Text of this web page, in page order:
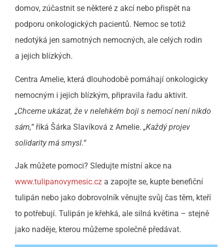
domov, zúčastnit se některé z akcí nebo přispět na
podporu onkologických pacientů. Nemoc se totiž
nedotýká jen samotných nemocných, ale celých rodin
a jejich blízkých.
Centra Amelie, která dlouhodobě pomáhají onkologicky
nemocným i jejich blízkým, připravila řadu aktivit.
„Chceme ukázat, že v nelehkém boji s nemocí není nikdo
sám,“říká Šárka Slavíková z Amelie. „Každý projev
solidarity má smysl.“
Jak můžete pomoci? Sledujte místní akce na
www.tulipanovymesic.cz a zapojte se, kupte benefiční
tulipán nebo jako dobrovolník věnujte svůj čas těm, kteří
to potřebují. Tulipán je křehká, ale silná květina – stejně
jako naděje, kterou můžeme společně předávat.